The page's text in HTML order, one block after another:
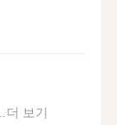
더 보기